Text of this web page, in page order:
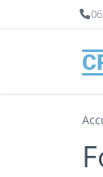
Panneau de gestion